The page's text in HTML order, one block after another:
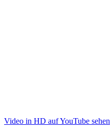
Video in HD auf YouTube sehen